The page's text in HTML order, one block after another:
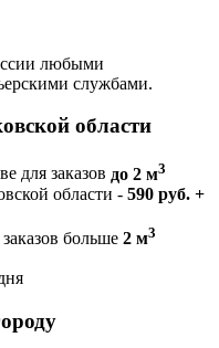
любыми
службами.
области
для заказов до 2 м3
области - 590 руб. +
больше 2 м3